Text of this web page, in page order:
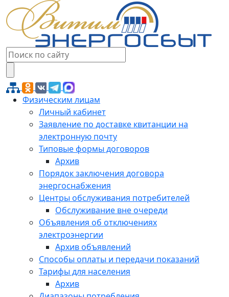
Физическим лицам
Личный кабинет
Заявление по доставке квитанции на
электронную почту
Типовые формы договоров
Архив
Порядок заключения договора
энергоснабжения
Центры обслуживания потребителей
Обслуживание вне очереди
Объявления об отключениях
электроэнергии
Архив объявлений
Способы оплаты и передачи показаний
Тарифы для населения
Архив